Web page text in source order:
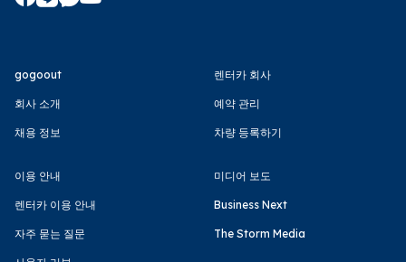
gogoout
회사 소개
채용 정보
렌터카 회사
예약 관리
차량 등록하기
이용 안내
렌터카 이용 안내
자주 묻는 질문
미디어 보도
Business Next
The Storm Media